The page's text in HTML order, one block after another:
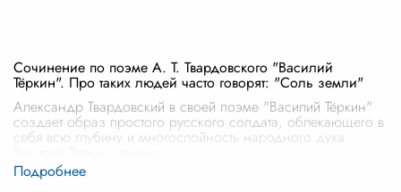
Сочинение по поэме А. Т. Твардовского "Василий
Тёркин". Про таких людей часто говорят: "Соль земли"
Александр Твардовский в своей поэме "Василий Тёркин"
создает образ простого русского солдата, облекающего в
себя всю глубину и многослойность народного духа.